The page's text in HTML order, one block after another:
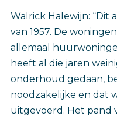
Walrick Halewijn: “Dit
van 1957. De
allemaal
heeft al die jaren
onderhoud gedaan,
noodzakelijke en dat
uitgevoerd. Het pand